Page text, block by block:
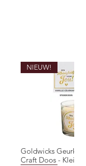
Snel
NIEUW!
Goldwicks
Craft Doos -